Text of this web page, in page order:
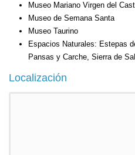
Museo Mariano Virgen del
Museo de Semana Santa
Museo Taurino
Espacios Naturales: Estepas
Pansas y Carche, Sierra de
Localización